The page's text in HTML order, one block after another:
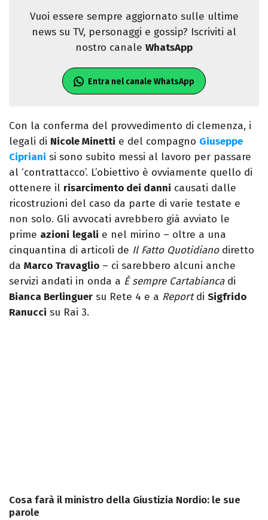
Vuoi essere sempre aggiornato sulle ultime
news su TV, personaggi e gossip? Iscriviti al
nostro canale WhatsApp
Entra nel canale WhatsApp
Con la conferma del provvedimento di clemenza, i
legali di Nicole Minetti e del compagno Giuseppe
Cipriani si sono subito messi al lavoro per passare
al ‘contrattacco’. L’obiettivo è ovviamente quello di
ottenere il risarcimento dei danni causati dalle
ricostruzioni del caso da parte di varie testate e
non solo. Gli avvocati avrebbero già avviato le
prime azioni legali e nel mirino – oltre a una
cinquantina di articoli de Il Fatto Quotidiano diretto
da Marco Travaglio – ci sarebbero alcuni anche
servizi andati in onda a È sempre Cartabiancadi
Bianca Berlinguer su Rete 4 e a Reportdi Sigfrido
Ranucci su Rai 3.
Cosa farà il ministro della Giustizia Nordio: le sue
parole